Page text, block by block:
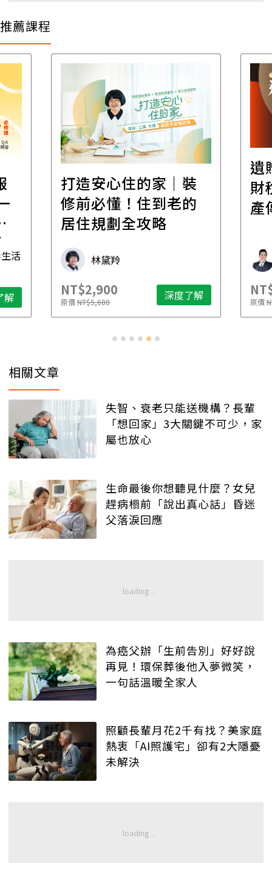
推薦課程
活
解
打造安心住的家｜裝
修前必懂！住到老的
居住規劃全攻略
林黛羚
NT$2,900
原價NT$5,600 深度了解
遺
財
產
原價
相關文章
失智、衰老只能送機構？長輩
「想回家」3大關鍵不可少，家
屬也放心
生命最後你想聽見什麼？女兒
趕病榻前「說出真心話」昏迷
父落淚回應
為癌父辦「生前告別」好好說
再見！環保葬後他入夢微笑，
一句話溫暖全家人
照顧長輩月花2千有找？美家庭
熱衷「AI照護宅」卻有2大隱憂
未解決